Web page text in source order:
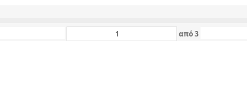
από3